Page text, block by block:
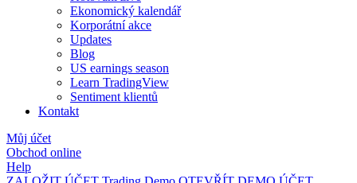
Ekonomický kalendář
Korporátní akce
Updates
Blog
US earnings season
Learn TradingView
Sentiment klientů
Kontakt
Můj účet
Obchod online
Help